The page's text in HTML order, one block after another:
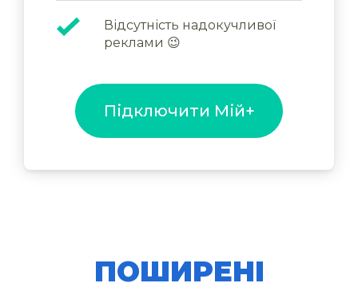
Відсутність надокучливої
реклами 😉
Підключити Мій+
ПОШИРЕНІ